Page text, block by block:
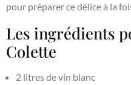
pour préparer ce délice à la
Les ingrédients
Colette
2 litres de vin blanc